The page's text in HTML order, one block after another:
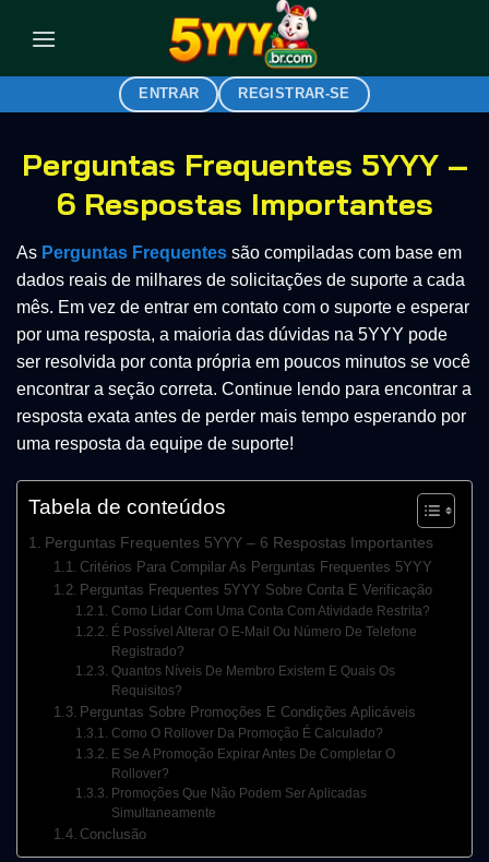
ENTRAR REGISTRAR-SE
Perguntas Frequentes 5YYY –
6 Respostas Importantes
As Perguntas Frequentes são compiladas com base em
dados reais de milhares de solicitações de suporte a cada
mês. Em vez de entrar em contato com o suporte e esperar
por uma resposta, a maioria das dúvidas na 5YYY pode
ser resolvida por conta própria em poucos minutos se você
encontrar a seção correta. Continue lendo para encontrar a
resposta exata antes de perder mais tempo esperando por
uma resposta da equipe de suporte!
Tabela de conteúdos
Perguntas Frequentes 5YYY – 6 Respostas Importantes
Critérios Para Compilar As Perguntas Frequentes 5YYY
Perguntas Frequentes 5YYY Sobre Conta E Verificação
Como Lidar Com Uma Conta Com Atividade Restrita?
É Possível Alterar O E-Mail Ou Número De Telefone
Registrado?
Quantos Níveis De Membro Existem E Quais Os
Requisitos?
Perguntas Sobre Promoções E Condições Aplicáveis
Como O Rollover Da Promoção É Calculado?
E Se A Promoção Expirar Antes De Completar O
Rollover?
Promoções Que Não Podem Ser Aplicadas
Simultaneamente
Conclusão